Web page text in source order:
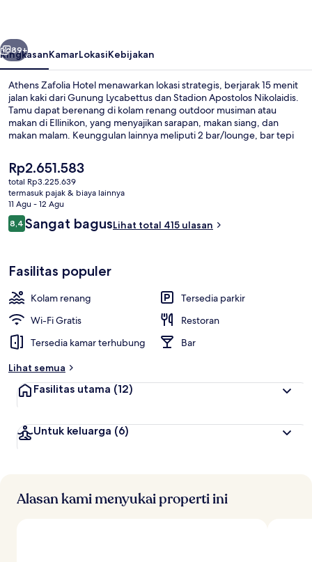
Berikutnya
89+
RingkasanKamarLokasiKebijakan
Athens Zafolia Hotel menawarkan lokasi strategis, berjarak 15 menit
jalan kaki dari Gunung Lycabettus dan Stadion Apostolos Nikolaidis.
Tamu dapat berenang di kolam renang outdoor musiman atau
makan di Ellinikon, yang menyajikan sarapan, makan siang, dan
makan malam. Keunggulan lainnya meliputi 2 bar/lounge, bar tepi
Dekat dengan transportasi umum: Stasiun Ambelokipi berjarak just
12 menit jalan kaki.
Harga
saat
ini
Rp2.651.583
Rp2.651.583
total Rp3.225.639
termasuk pajak & biaya lainnya
11 Agu - 12 Agu
Ulasan
8,48,4 dari 10
Sangat bagusLihat total 415 ulasan
Fasilitas populer
Kolam renang
Tersedia parkir
Wi-Fi Gratis
Restoran
Tersedia kamar terhubung
Bar
Lihat semua
Fasilitas utama (12)
Untuk keluarga (6)
Alasan kami menyukai properti ini